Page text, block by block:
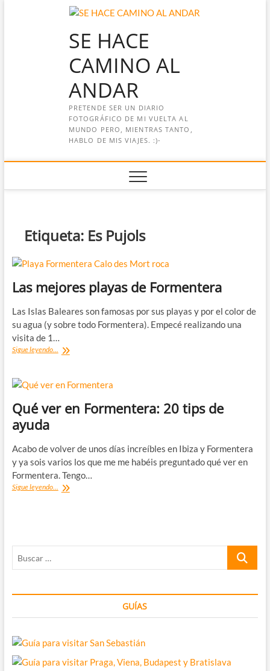
SE HACE
CAMINO AL
ANDAR
PRETENDE SER UN DIARIO
FOTOGRÁFICO DE MI VUELTA AL
MUNDO PERO, MIENTRAS TANTO,
HABLO DE MIS VIAJES. :)-
Etiqueta: Es Pujols
Las mejores playas de Formentera
Las Islas Baleares son famosas por sus playas y por el color de
su agua (y sobre todo Formentera). Empecé realizando una
visita de 1…
Sigue leyendo... Las
de
Qué ver en Formentera: 20 tips de
ayuda
Acabo de volver de unos días increíbles en Ibiza y Formentera
y ya sois varios los que me me habéis preguntado qué ver en
Formentera. Tengo…
Sigue leyendo... Qué
Buscar
GUÍAS